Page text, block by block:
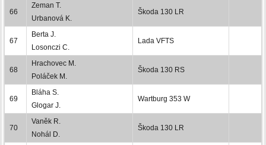
66
Zeman T.
Urbanová K.
Škoda 130 LR
67
Berta J.
Losonczi C.
Lada VFTS
68
Hrachovec M.
Poláček M.
Škoda 130 RS
69
Bláha S.
Glogar J.
Wartburg 353 W
70
Vaněk R.
Nohál D.
Škoda 130 LR